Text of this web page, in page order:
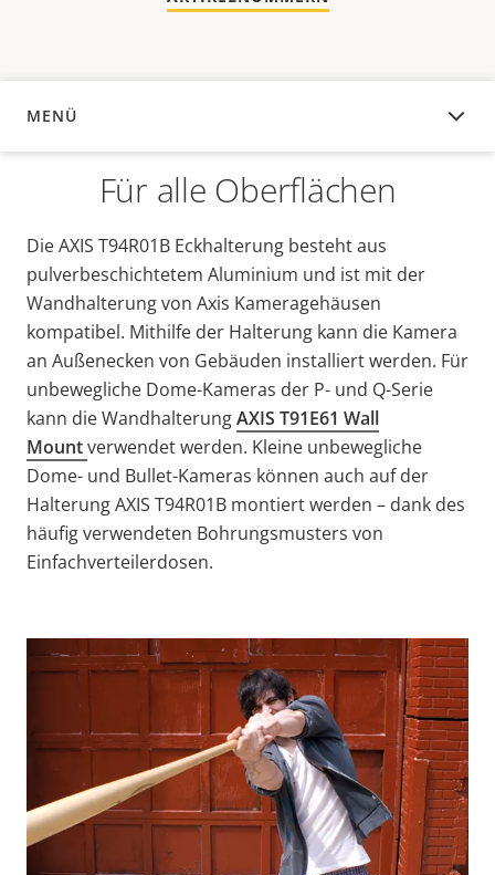
MENÜ
ÜBERSICHT
Für alle Oberflächen
Die AXIS T94R01B Eckhalterung besteht aus
pulverbeschichtetem Aluminium und ist mit der
Wandhalterung von Axis Kameragehäusen
kompatibel. Mithilfe der Halterung kann die Kamera
an Außenecken von Gebäuden installiert werden. Für
unbewegliche Dome-Kameras der P- und Q-Serie
kann die WandhalterungAXIS T91E61 Wall
Mountverwendet werden. Kleine unbewegliche
Dome- und Bullet-Kameras können auch auf der
Halterung AXIS T94R01B montiert werden – dank des
häufig verwendeten Bohrungsmusters von
Einfachverteilerdosen.